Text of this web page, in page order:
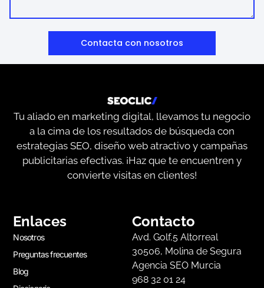
Contacta con nosotros
Tu aliado en marketing digital, llevamos tu negocio
a la cima de los resultados de búsqueda con
estrategias SEO, diseño web atractivo y campañas
publicitarias efectivas. ¡Haz que te encuentren y
convierte visitas en clientes!
Enlaces
Nosotros
Preguntas frecuentes
Blog
Contacto
Avd. Golf,5 Altorreal
30506, Molina de Segura
Agencia SEO Murcia
968 32 01 24